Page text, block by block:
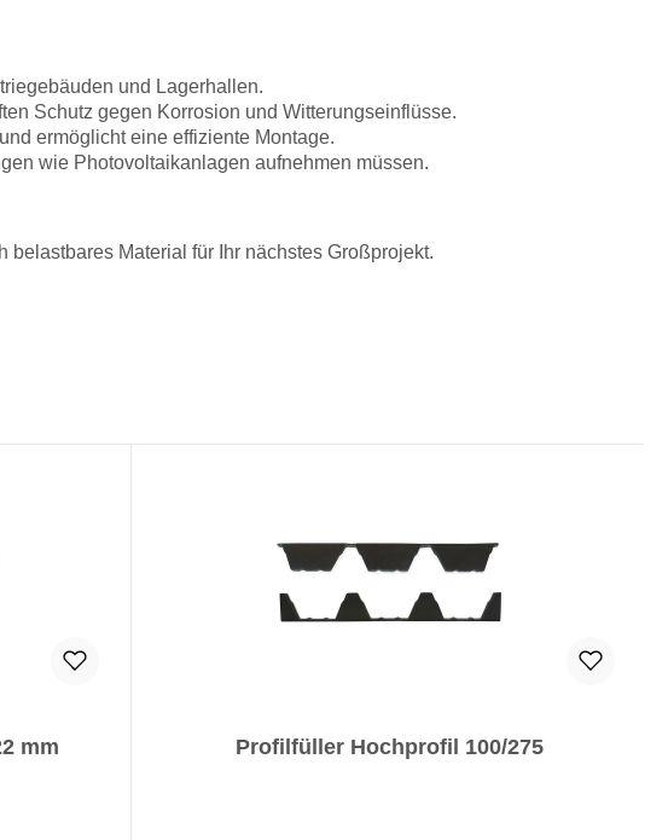
und Lagerhallen.
Schutz gegen Korrosion und Witterungseinflüsse.
ermöglicht eine effiziente Montage.
wie Photovoltaikanlagen aufnehmen müssen.
Material für Ihr nächstes Großprojekt.
mm Profilfüller Hochprofil 100/275